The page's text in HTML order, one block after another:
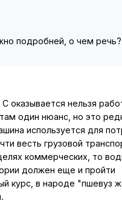
подробней, о чем речь?
оказывается нельзя
один нюанс, но это
используется для
весть грузовой
коммерческих, то
должен еще и пройти
курс, в народе "пшевуз